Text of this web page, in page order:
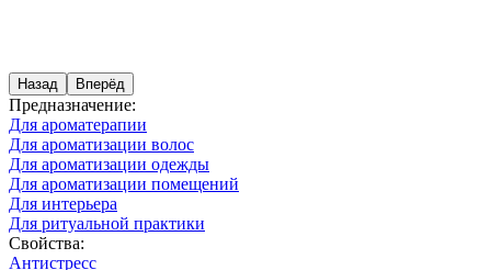
Назад Вперёд
Предназначение:
Для ароматерапии
Для ароматизации волос
Для ароматизации одежды
Для ароматизации помещений
Для интерьера
Для ритуальной практики
Свойства:
Антистресс